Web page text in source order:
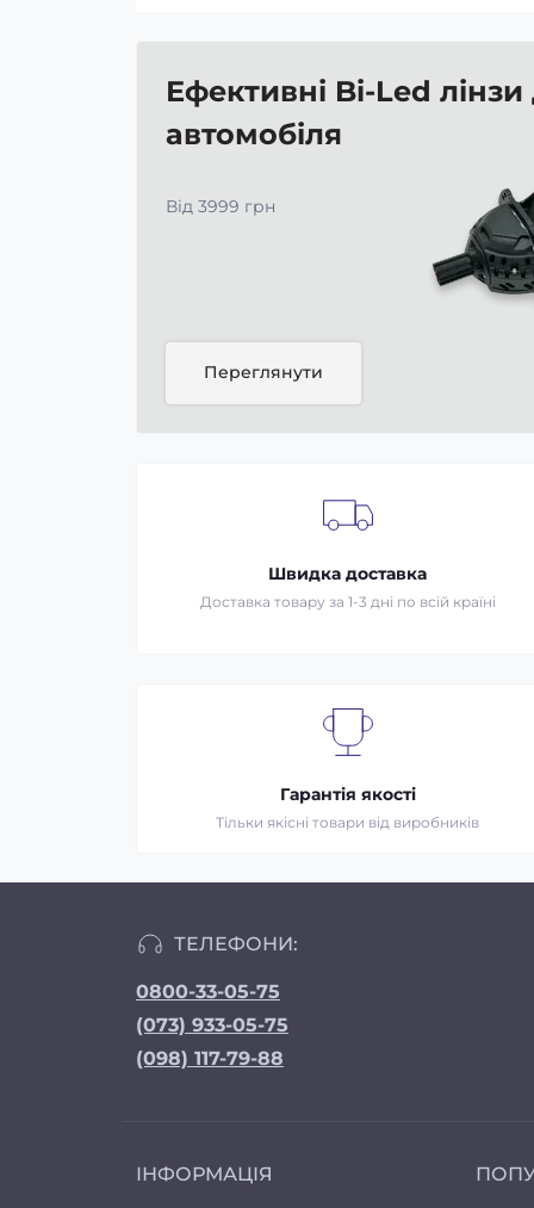
Ефективні Bi-Led лінзи
автомобіля
Від 3999 грн
Переглянути
Швидка доставка
Доставка товару за 1-3 дні по всій країні
Гарантія якості
Тільки якісні товари від виробників
ТЕЛЕФОНИ:
0800-33-05-75
(073) 933-05-75
(098) 117-79-88
ІНФОРМАЦІЯ